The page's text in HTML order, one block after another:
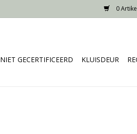
0
NIET GECERTIFICEERD KLUISDEUR